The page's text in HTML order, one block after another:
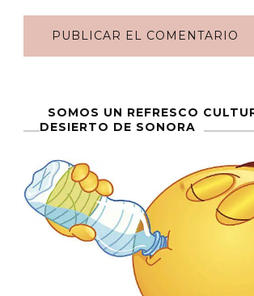
SOMOS UN REFRESCO
DESIERTO DE SONORA